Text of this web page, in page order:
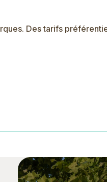
Des tarifs